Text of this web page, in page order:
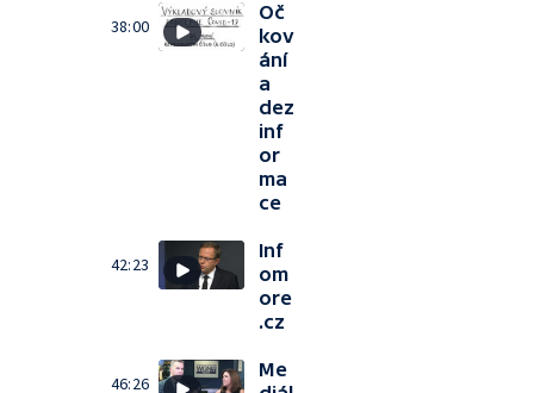
38:00
Oč
kov
ání
a
dez
inf
or
ma
ce
42:23
Inf
om
ore
.cz
46:26
Me